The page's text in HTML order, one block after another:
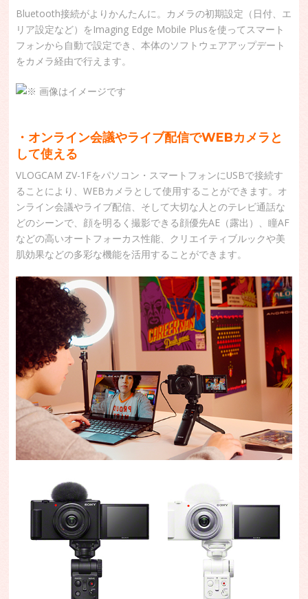
Bluetooth接続がよりかんたんに。カメラの初期設定（日付、エ
リア設定など）をImaging Edge Mobile Plusを使ってスマート
フォンから自動で設定でき、本体のソフトウェアアップデート
をカメラ経由で行えます。
・オンライン会議やライブ配信でWEBカメラと
して使える
VLOGCAM ZV-1Fをパソコン・スマートフォンにUSBで接続す
ることにより、WEBカメラとして使用することができます。オ
ンライン会議やライブ配信、そして大切な人とのテレビ通話な
どのシーンで、顔を明るく撮影できる顔優先AE（露出）、瞳AF
などの高いオートフォーカス性能、クリエイティブルックや美
肌効果などの多彩な機能を活用することができます。